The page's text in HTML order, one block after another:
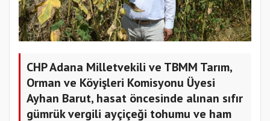
CHP Adana Milletvekili ve TBMM Tarım,
Orman ve Köyişleri Komisyonu Üyesi
Ayhan Barut, hasat öncesinde alınan sıfır
gümrük vergili ayçiçeği tohumu ve ham